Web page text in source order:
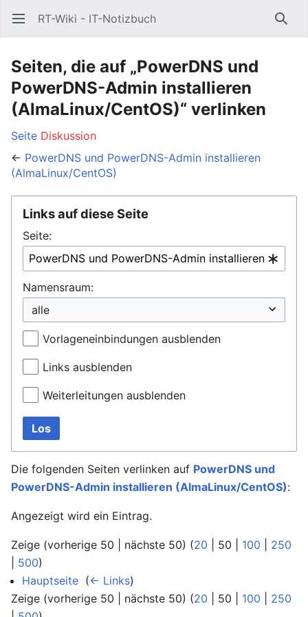
Hauptmenü öffnen RT-Wiki - IT-Notizbuch
Seiten, die auf „PowerDNS und
PowerDNS-Admin installieren
(AlmaLinux/CentOS)“ verlinken
Seite Diskussion
← PowerDNS und PowerDNS-Admin installieren
(AlmaLinux/CentOS)
Links auf diese Seite
Seite:
Namensraum:
Vorlageneinbindungen ausblenden
Links ausblenden
Weiterleitungen ausblenden
Los
Die folgenden Seiten verlinken auf PowerDNS und
PowerDNS-Admin installieren (AlmaLinux/CentOS):
Angezeigt wird ein Eintrag.
Zeige (vorherige 50 nächste 50) (20 50 100
250
500)
Hauptseite (← Links)
Zeige (vorherige 50 nächste 50) (20 50 100
250